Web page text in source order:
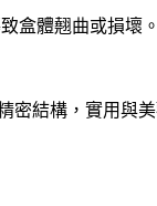
盒體翹曲或損壞
密結構，實用與